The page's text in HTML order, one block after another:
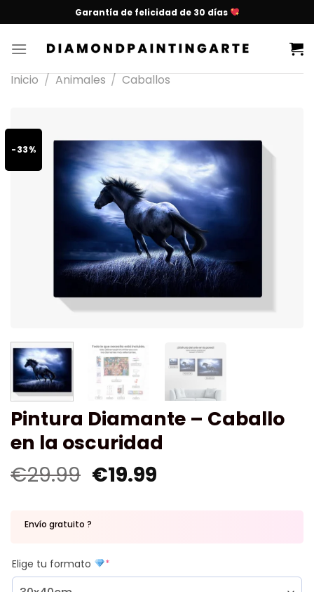
Garantía de felicidad de 30 días
Inicio / Animales / Caballos
-33%
Pintura Diamante – Caballo
en la oscuridad
€29.99 €19.99
Envío gratuito ?
Elige tu formato *